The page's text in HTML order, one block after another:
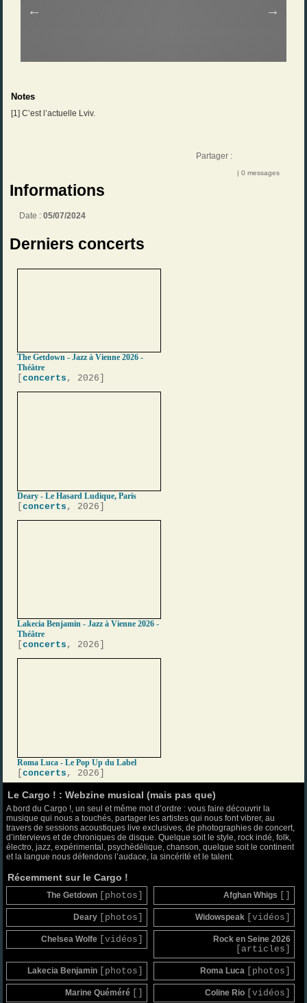
Notes
[1] C’est l’actuelle Lviv.
Partager :
| 0 messages
Informations
Date :05/07/2024
Derniers concerts
The Getdown - Jazz à Vienne 2026 -
Théâtre
[concerts , 2026]
Deary - Le Hasard Ludique, Paris
[concerts , 2026]
Lakecia Benjamin - Jazz à Vienne 2026 -
Théâtre
[concerts , 2026]
Roma Luca - Le Pop Up du Label
[concerts , 2026]
Le Cargo ! : Webzine musical (mais pas que)
A bord du Cargo !, un seul et même mot d’ordre : vous faire découvrir la
musique qui nous a touchés, partager les artistes qui nous font vibrer, au
travers de sessions acoustiques live exclusives, de photographies de concert,
d’interviews et de chroniques de disque. Quelque soit le style, rock indé, folk,
électro, jazz, expérimental, psychédélique, chanson, quelque soit le continent
et la langue nous défendons l’audace, la sincérité et le talent.
Récemment sur le Cargo !
The Getdown [photos] Afghan Whigs
Deary [photos] Widowspeak [vidéos]
Chelsea Wolfe [vidéos] Rock en Seine 2026
[articles]
Lakecia Benjamin [photos] Roma Luca [photos]
Marine Quéméré Coline Rio [vidéos]